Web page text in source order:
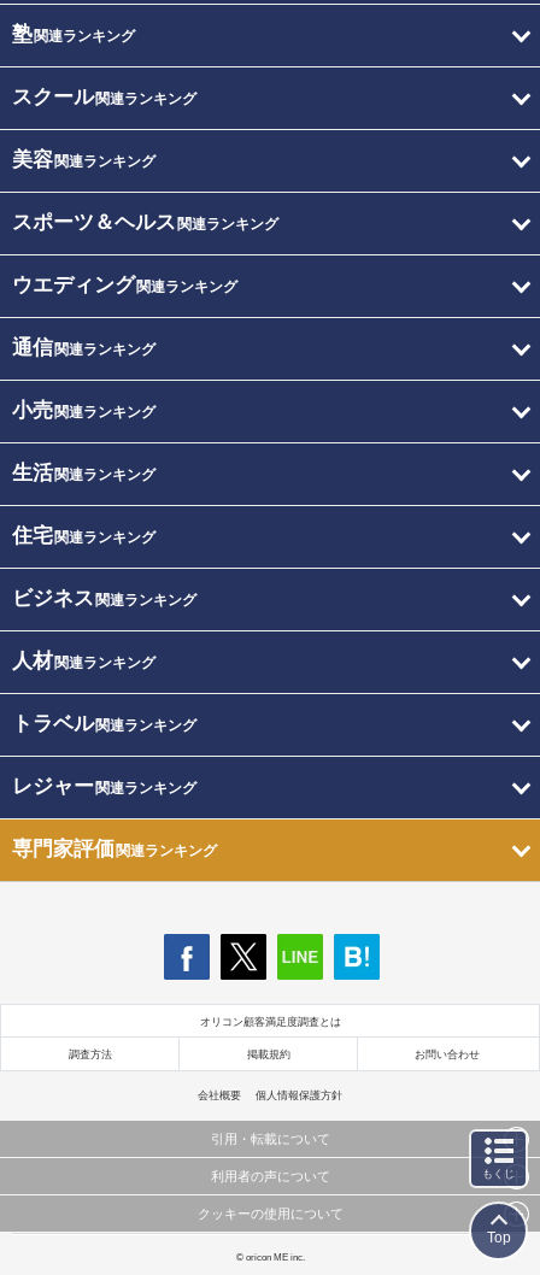
塾関連ランキング
スクール関連ランキング
美容関連ランキング
スポーツ＆ヘルス 関連ランキング
ウエディング関連ランキング
通信関連ランキング
小売関連ランキング
生活関連ランキング
住宅関連ランキング
ビジネス 関連ランキング
人材関連ランキング
トラベル関連ランキング
レジャー関連ランキング
専門家評価関連ランキング
オリコン顧客満足度調査とは
調査方法 掲載規約 お問い合わせ
会社概要 個人情報保護方針
引用・転載について
当サイトで公開されている情報（文字、写真、イラスト、画像データ等）及びこれらの配置・
これらの情報を権利者の許可なく無断転載・複製などの二次利用を行うことは固く禁じており
利用者の声について
当サイトに掲載している内容はすべてサービスの利用者が提出された見解・感想です。
弊社の見解・ 意見ではないことをご理解いただいた上でご覧ください。
クッキーの使用について
このサイトでは Cookie を使用して、ユーザーに合わせたコンテンツや広告の表示、ソーシャル
© oricon ME inc.
もくじ
Top